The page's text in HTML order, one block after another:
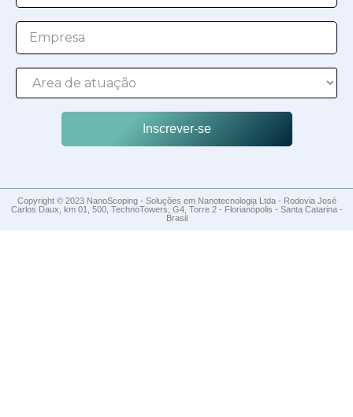
Inscrever-se
Copyright © 2023 NanoScoping - Soluções em Nanotecnologia Ltda - Rodovia José
Carlos Daux, km 01, 500, TechnoTowers, G4, Torre 2 - Florianópolis - Santa Catarina -
Brasil